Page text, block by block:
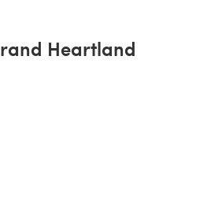
Heartland